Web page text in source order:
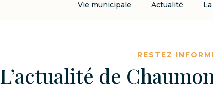
Vie municipale Actualité La vie
RESTEZ
L’actualité de